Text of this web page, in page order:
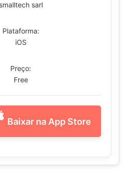
smalltech sarl
Plataforma:
iOS
Preço:
Free
Baixar na App Store